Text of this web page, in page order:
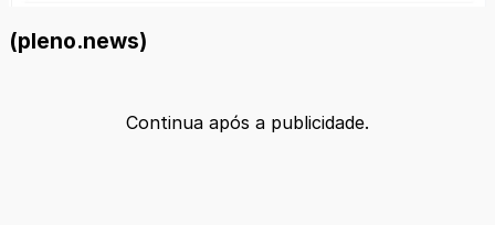
(pleno.news)
Continua após a publicidade.